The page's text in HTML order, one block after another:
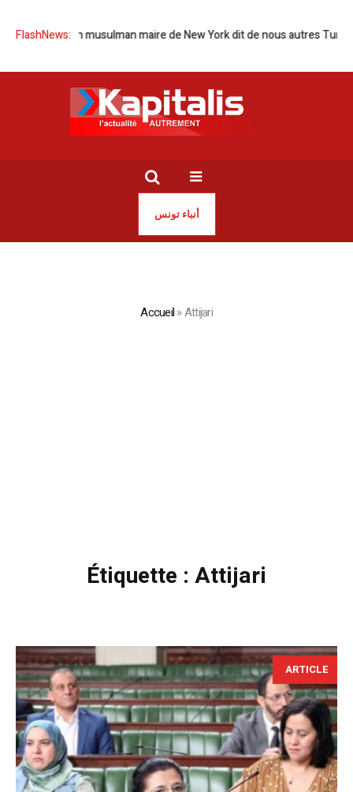
FlashNews:
d’un musulman maire de New York dit de nous autres Tunisiens
أنباء تونس
Accueil»Attijari
Étiquette : Attijari
ARTICLE